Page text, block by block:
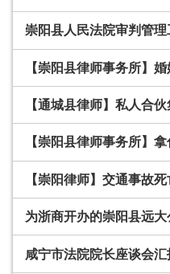
崇阳县人民法院审判管理
【崇阳县律师事务所】婚
【通城县律师】私人合
【崇阳县律师事务所】
【崇阳律师】交通事故
为浙商开办的崇阳县远
咸宁市法院院长座谈会